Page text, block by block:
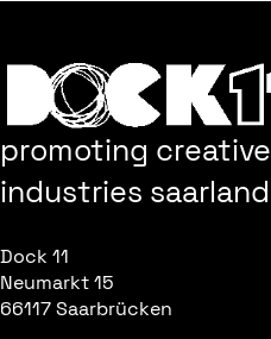
promoting creative
industries saarland
Dock 11
Neumarkt 15
66117 Saarbrücken